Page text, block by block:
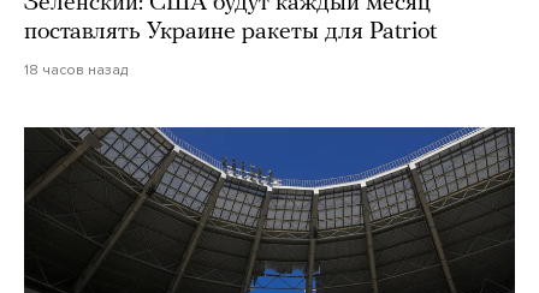
поставлять Украине ракеты для Patriot
18 часов назад